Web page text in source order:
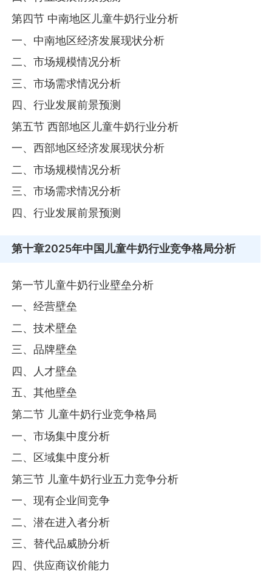
第四节 中南地区儿童牛奶行业分析
一、中南地区经济发展现状分析
二、市场规模情况分析
三、市场需求情况分析
四、行业发展前景预测
第五节 西部地区儿童牛奶行业分析
一、西部地区经济发展现状分析
二、市场规模情况分析
三、市场需求情况分析
四、行业发展前景预测
第十章2025年中国儿童牛奶行业竞争格局分析
第一节儿童牛奶行业壁垒分析
一、经营壁垒
二、技术壁垒
三、品牌壁垒
四、人才壁垒
五、其他壁垒
第二节 儿童牛奶行业竞争格局
一、市场集中度分析
二、区域集中度分析
第三节 儿童牛奶行业五力竞争分析
一、现有企业间竞争
二、潜在进入者分析
三、替代品威胁分析
四、供应商议价能力